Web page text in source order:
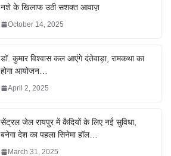
नशे के खिलाफ उठी सशक्त आवाज़
October 14, 2025
डॉ. कुमार विश्वास कल आएंगे दंतेवाड़ा, रामकथा का
होगा आयोजन…
April 2, 2025
सेंट्रल जेल रायपुर में कैदियों के लिए नई सुविधा,
बनेगा देश का पहला सिनेमा हॉल…
March 31, 2025